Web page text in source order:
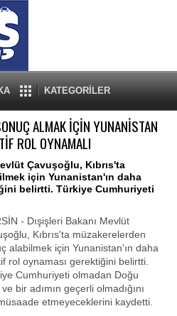
KATEGORİLER
ALMAK İÇİN YUNANİSTAN
ROL OYNAMALI
Çavuşoğlu, Kıbrıs'ta
için Yunanistan'ın daha
belirtti. Türkiye Cumhuriyeti
- Dışişleri Bakanı Mevlüt
Kıbrıs'ta müzakerelerden
alabilmek için Yunanistan'ın daha
rol oynaması gerektiğini belirtti.
Cumhuriyeti olmadan Doğu
bir adımın geçerli olmadığını
etmeyeceklerini kaydetti.